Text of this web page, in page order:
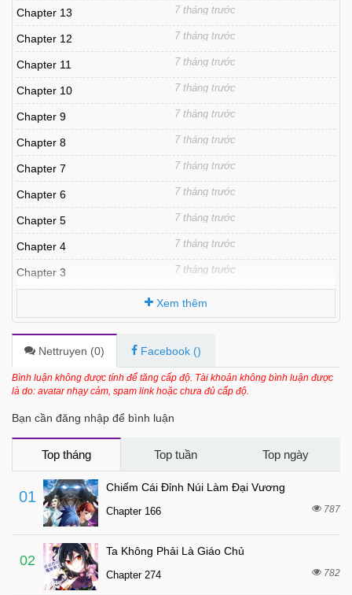
Chapter 13 7 tháng trước
Chapter 12 7 tháng trước
Chapter 11 7 tháng trước
Chapter 10 7 tháng trước
Chapter 9 7 tháng trước
Chapter 8 7 tháng trước
Chapter 7 7 tháng trước
Chapter 6 7 tháng trước
Chapter 5 7 tháng trước
Chapter 4 7 tháng trước
Chapter 3 7 tháng trước
Chapter 1 7 tháng trước
Xem thêm
Nettruyen (0) Facebook ()
Bình luận không được tính để tăng cấp độ. Tài khoản không bình luận được
là do: avatar nhạy cảm, spam link hoặc chưa đủ cấp độ.
Bạn cần đăng nhập để bình luận
Top tháng Top tuần Top ngày
01
Chiếm Cái Đỉnh Núi Làm Đại Vương
Chapter 166 787
02
Ta Không Phải Là Giáo Chủ
Chapter 274 782